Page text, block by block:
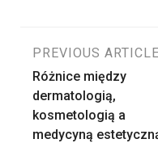
Nawigacja
wpisu
PREVIOUS ARTICLE
Różnice między
dermatologią,
kosmetologią a
medycyną